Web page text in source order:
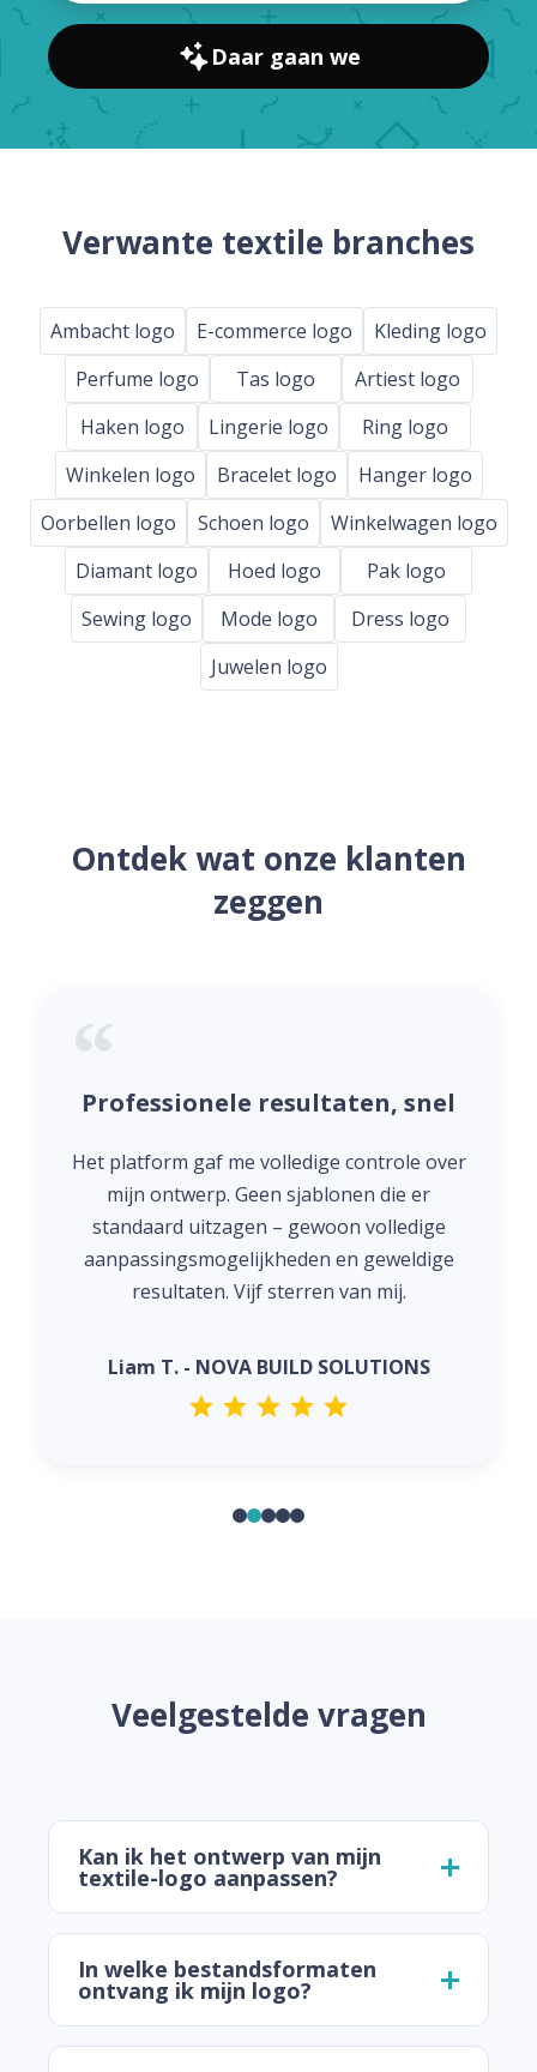
Daar gaan we
Verwante textile branches
Ambacht logo E-commerce logo
Kleding logo
Perfume logo
Tas logo
Artiest logo
Haken logo
Lingerie logo
Ring logo
Winkelen logo
Bracelet logo
Hanger logo
Oorbellen logo
Schoen logo
Winkelwagen logo
Diamant logo
Hoed logo
Pak logo
Sewing logo
Mode logo
Dress logo
Juwelen logo
Ontdek wat onze klanten
zeggen
Professionele resultaten, snel
Het platform gaf me volledige controle over
mijn ontwerp. Geen sjablonen die er
standaard uitzagen – gewoon volledige
aanpassingsmogelijkheden en geweldige
resultaten. Vijf sterren van mij.
Liam T. - NOVA BUILD SOLUTIONS
Veelgestelde vragen
Kan ik het ontwerp van mijn
textile-logo aanpassen?
In welke bestandsformaten
ontvang ik mijn logo?